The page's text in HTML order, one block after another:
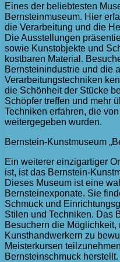
Eines der beliebtesten
Bernsteinmuseum. Hier
die Verarbeitung und die
Die Ausstellungen
sowie Kunstobjekte und
kostbaren Material.
Bernsteinindustrie und die
Verarbeitungstechniken
die Schönheit der Stücke
Schöpfer treffen und mehr
Techniken erfahren, die
weitergegeben wurden.
Bernstein-Kunstmuseum
Ein weiterer einzigartiger
ist, ist das Bernstein-
Dieses Museum ist eine
Bernsteinexponate. Sie
Schmuck und
Stilen und Techniken. Das
Besuchern die Möglichkeit,
Kunsthandwerkern zu
Meisterkursen
Bernsteinschmuck herstellt.